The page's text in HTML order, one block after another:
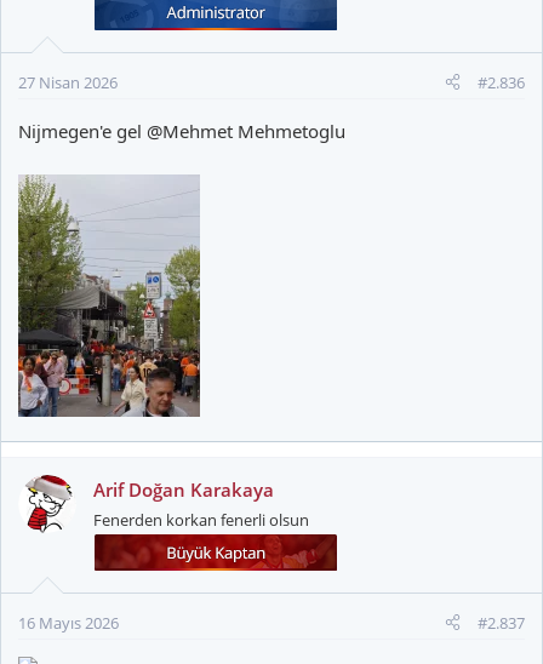
27 Nisan 2026 #2.836
Nijmegen'e gel @Mehmet Mehmetoglu
Arif Doğan Karakaya
Fenerden korkan fenerli olsun
16 Mayıs 2026 #2.837